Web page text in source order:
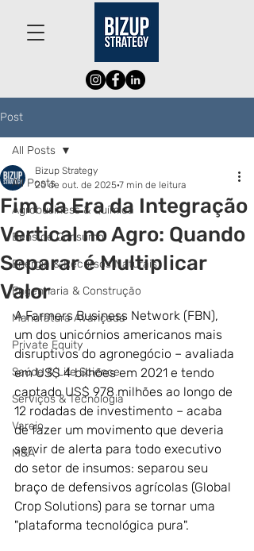
Post
All Posts
Agrobusiness & Química
Bens de Consumo
Energia & Recursos Naturais
Engenharia & Construção
Manufatura Avançada
Private Equity
Saúde & Life Science
Serviços & Tecnologia
Varejo
M&A
All Posts
Fim da Era da Integração
Vertical no Agro: Quando
Separar é Multiplicar
Valor
Bizup Strategy
20 de out. de 2025 7 min de leitura
A Farmers Business Network (FBN),
um dos unicórnios americanos mais
disruptivos do agronegócio – avaliada
em US$ 4 bilhões em 2021 e tendo
captado US$ 978 milhões ao longo de
12 rodadas de investimento – acaba
de fazer um movimento que deveria
servir de alerta para todo executivo
do setor de insumos: separou seu
braço de defensivos agrícolas (Global
Crop Solutions) para se tornar uma
"plataforma tecnológica pura".